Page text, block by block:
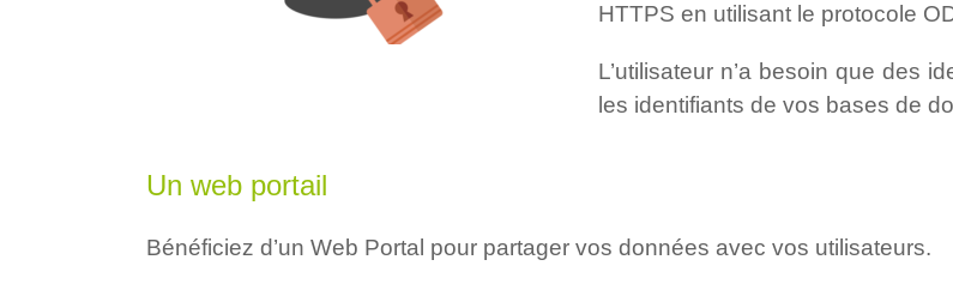
HTTPS en utilisant le protocole
L’utilisateur n’a besoin que des
les identifiants de vos bases de
Un web portail
Bénéficiez d’un Web Portal pour partager vos données avec vos utilisateurs.